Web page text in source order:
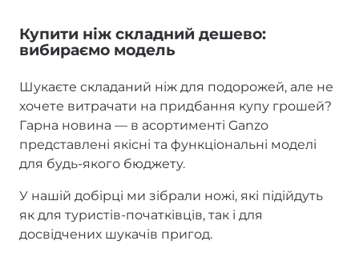
Купити ніж складний дешево:
вибираємо модель
Шукаєте складаний ніж для подорожей, але не
хочете витрачати на придбання купу грошей?
Гарна новина — в асортименті Ganzo
представлені якісні та функціональні моделі
для будь-якого бюджету.
У нашій добірці ми зібрали ножі, які підійдуть
як для туристів-початківців, так і для
досвідчених шукачів пригод.